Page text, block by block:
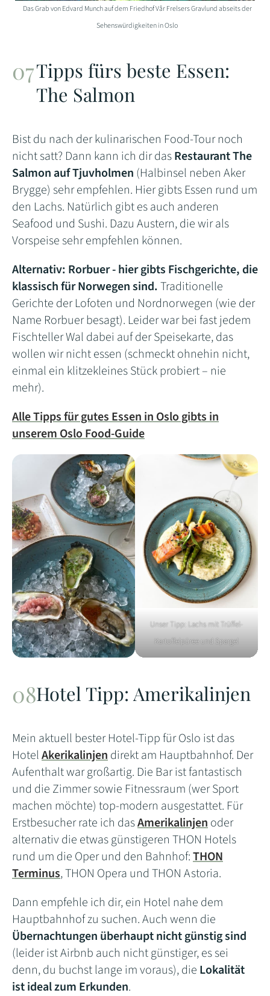
Das Grab von Edvard Munch auf dem FriedhofVår Frelsers Gravlund abseits der
Sehenswürdigkeiten in Oslo
Tipps fürs beste Essen:
The Salmon
Bist du nach der kulinarischen Food-Tour noch
nicht satt? Dann kann ich dir dasRestaurant The
Salmon auf Tjuvholmen (Halbinsel neben Aker
Brygge) sehr empfehlen. Hier gibts Essen rund um
den Lachs. Natürlich gibt es auch anderen
Seafood und Sushi. Dazu Austern, die wir als
Vorspeise sehr empfehlen können.
Alternativ: Rorbuer - hier gibts Fischgerichte, die
klassisch für Norwegen sind.Traditionelle
Gerichte der Lofoten und Nordnorwegen (wie der
Name Rorbuer besagt). Leider war bei fast jedem
Fischteller Wal dabei auf der Speisekarte, das
wollen wir nicht essen (schmeckt ohnehin nicht,
einmal ein klitzekleines Stück probiert – nie
mehr).
Alle Tipps für gutes Essen in Oslo gibts in
unserem Oslo Food-Guide
Unser Tipp: Lachs mit Trüffel-
Kartoffelpüree und Spargel
Hotel Tipp: Amerikalinjen
Mein aktuell bester Hotel-Tipp für Oslo ist das
HotelAkerikalinjendirekt am Hauptbahnhof. Der
Aufenthalt war großartig. Die Bar ist fantastisch
und die Zimmer sowie Fitnessraum (wer Sport
machen möchte) top-modern ausgestattet. Für
Erstbesucher rate ich dasAmerikalinjenoder
alternativ die etwas günstigeren THON Hotels
rund um die Oper und den Bahnhof:THON
Terminus, THON Opera und THON Astoria.
Dann empfehle ich dir, ein Hotel nahe dem
Hauptbahnhof zu suchen. Auch wenn die
Übernachtungen überhaupt nicht günstig sind
(leider ist Airbnb auch nicht günstiger, es sei
denn, du buchst lange im voraus), die Lokalität
ist ideal zum Erkunden.